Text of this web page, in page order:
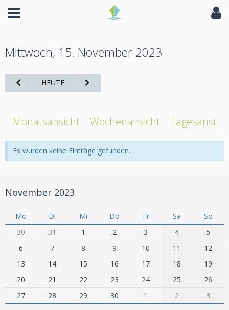
Mittwoch, 15. November 2023
HEUTE
Monatsansicht Wochenansicht Tagesansicht
Es wurden keine Einträge gefunden.
November 2023
Mo Di Mi Do Fr Sa
So
30
31 1 2 3 4
5
6
7 8 9 10 11
12
13
14 15 16 17 18
19
20
21 22 23 24 25
26
27
28 29 30 1 2 3